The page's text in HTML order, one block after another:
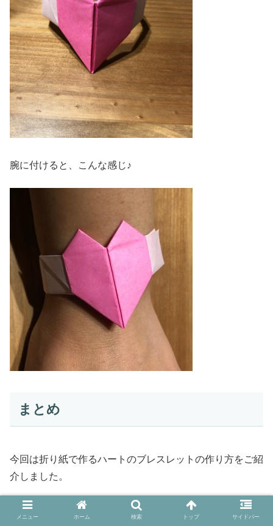
腕に付けると、こんな感じ♪
まとめ
今回は折り紙で作るハートのブレスレットの作り方をご紹
介しました。
１枚でハートの部分と手首につける部分と作ると思うと難
メニュー ホーム 検索 トップ サイドバー